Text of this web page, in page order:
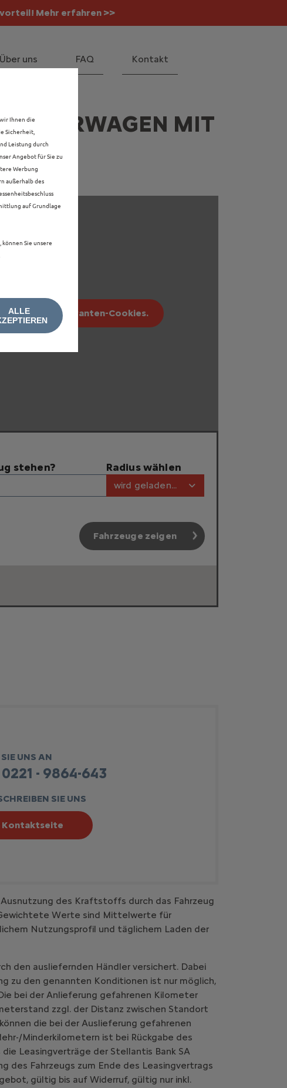
Mehr erfahren >>
Mehr erfahren >>
Über uns FAQ Kontakt
MIT
Werbung relevanten-Cookies.
stehen? Radius wählen
wird geladen...
Fahrzeuge zeigen
UNS AN
- 9864-643
SIE UNS
Kontaktseite
des Kraftstoffs durch das Fahrzeug
Werte sind Mittelwerte für
Nutzungsprofil und täglichem Laden der
den ausliefernden Händler versichert. Dabei
zu den genannten Konditionen ist nur möglich,
bei der Anlieferung gefahrenen Kilometer
zzgl. der Distanz zwischen Standort
die bei der Auslieferung gefahrenen
Minderkilometern ist bei Rückgabe des
Leasingverträge der Stellantis Bank SA
des Fahrzeugs zum Ende des Leasingvertrags
gültig bis auf Widerruf, gültig nur inkl.
Ihnen die
Sicherheit,
Leistung durch
Angebot für Sie zu
Werbung
außerhalb des
auf Grundlage
Sie unsere
ALLE